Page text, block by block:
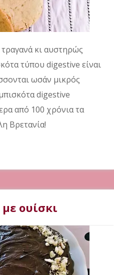
κι αυστηρώς
τύπου digestive είναι
ωσάν μικρός
digestive
από 100 χρόνια τα
Βρετανία!
ουίσκι